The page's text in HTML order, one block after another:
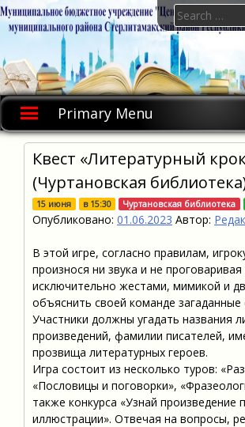
Skip
to
Primary Menu
Search
for:
Квест «Литературный
(Чуртановская
15 июня в15:30 Чуртановская библиотека
Опубликовано: 01.06.2023 Автор:
В этой игре, согласно правилам,
произнося ни звука и не
исключительно жестами, мимикой и
объяснить своей команде загаданные
Участники должны угадать названия
произведений, фамилии писателей,
прозвища литературных героев.
Игра состоит из несколько туров:
«Пословицы и поговорки»,
также конкурса «Узнай произведение
иллюстрации». Отвечая на вопросы,